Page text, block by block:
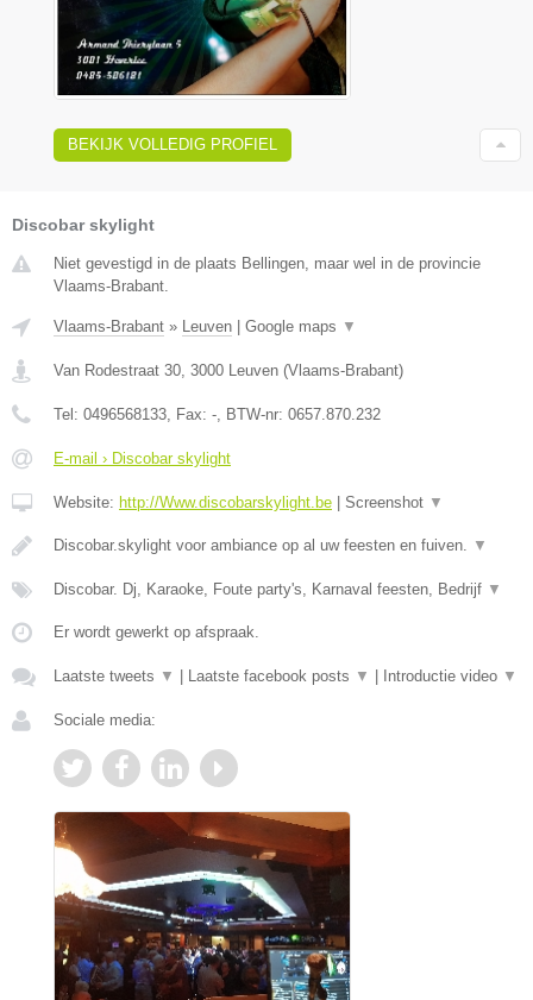
BEKIJK VOLLEDIG PROFIEL
Discobar skylight
Niet gevestigd in de plaats Bellingen, maar wel in de provincie
Vlaams-Brabant.
Vlaams-Brabant » Leuven Google maps ▼
Van Rodestraat 30, 3000 Leuven (Vlaams-Brabant)
Tel: 0496568133, Fax: -, BTW-nr: 0657.870.232
E-mail › Discobar skylight
Website: http://Www.discobarskylight.be Screenshot ▼
Discobar.skylight voor ambiance op al uw feesten en fuiven. ▼
Discobar. Dj, Karaoke, Foute party's, Karnaval feesten, Bedrijf ▼
Er wordt gewerkt op afspraak.
Laatste tweets ▼ Laatste facebook posts ▼ Introductie video ▼
Sociale media: